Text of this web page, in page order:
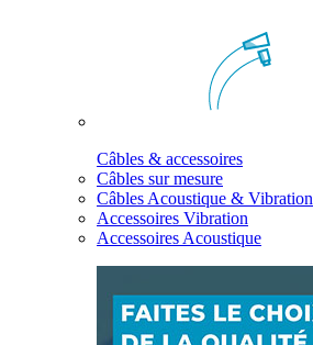
Câbles & accessoires
Câbles sur mesure
Câbles Acoustique & Vibration
Accessoires Vibration
Accessoires Acoustique